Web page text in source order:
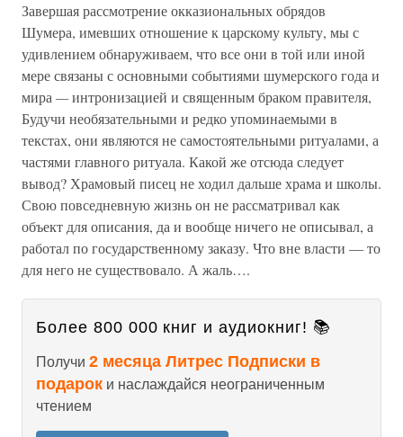
Завершая рассмотрение окказиональных обрядов
Шумера, имевших отношение к царскому культу, мы с
удивлением обнаруживаем, что все они в той или иной
мере связаны с основными событиями шумерского года и
мира —интронизацией и священным браком правителя,
Будучи необязательными и редко упоминаемыми в
текстах, они являются не самостоятельными ритуалами, а
частями главного ритуала. Какой же отсюда следует
вывод? Храмовый писец не ходил дальше храма и школы.
Свою повседневную жизнь он не рассматривал как
объект для описания, да и вообще ничего не описывал, а
работал по государственному заказу. Что вне власти — то
для него не существовало. А жаль….
Более 800 000 книг и аудиокниг! 📚
Получи 2 месяца Литрес Подписки в
подарок и наслаждайся неограниченным
чтением